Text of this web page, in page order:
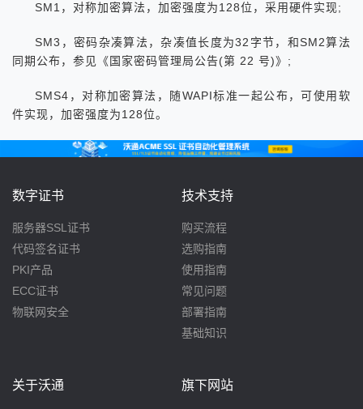
SM1，对称加密算法，加密强度为128位，采用硬件实现;
SM3，密码杂凑算法，杂凑值长度为32字节，和SM2算法
同期公布，参见《国家密码管理局公告(第 22 号)》;
SMS4，对称加密算法，随WAPI标准一起公布，可使用软
件实现，加密强度为128位。
数字证书
服务器SSL证书
代码签名证书
PKI产品
ECC证书
物联网安全
技术支持
购买流程
选购指南
使用指南
常见问题
部署指南
基础知识
关于沃通 旗下网站